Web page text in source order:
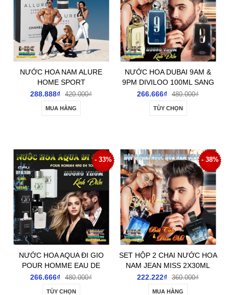
NƯỚC HOA NAM ALURE
HOME SPORT
100ML HƯƠNG THƠM KINH
THƠM LÂU
288.888₫ 420.000₫
MUA HÀNG
NƯỚC HOA DUBAI 9AM &
9PM DIVILOO 100ML SANG
TRỌNG LÔI CUỐN TRẺ
266.666₫ 480.000₫
TÙY CHỌN
- 33%
NƯỚC HOA AQUA ĐI GIO
POUR HOMME EAU DE
TOILETTE 100ML-HƯƠNG
266.666₫ 480.000₫
TÙY CHỌN
- 38%
SET HỘP 2 CHAI NƯỚC HOA
NAM JEAN MISS 2X30ML
CHÍNH HÃNG THƠM LÂU
222.222₫ 360.000₫
MUA HÀNG